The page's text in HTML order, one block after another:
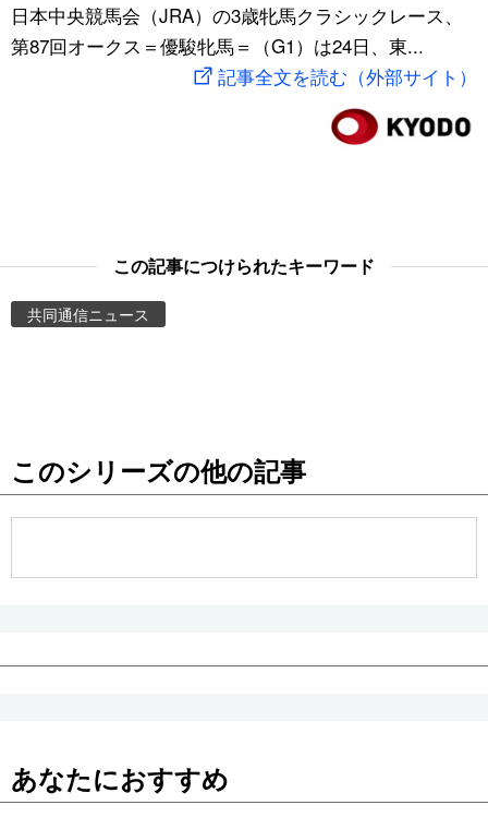
文化
動画/Live
お知らせ
スポーツ・東京2020
日本中央競馬会（JRA）の3歳牝馬クラシックレース、
第87回オークス＝優駿牝馬＝（G1）は24日、東...
記事全文を読む（外部サイト）
この記事につけられたキーワード
共同通信ニュース
このシリーズの他の記事
あなたにおすすめ